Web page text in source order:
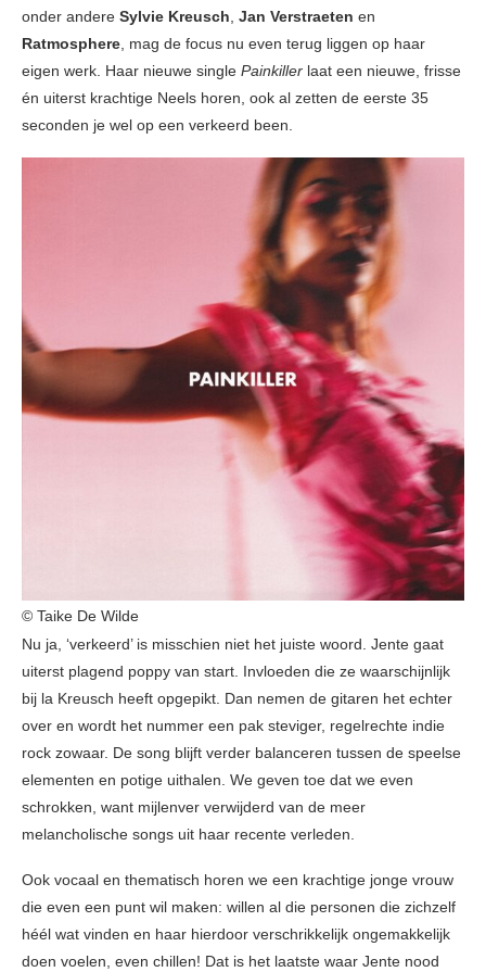
onder andere Sylvie Kreusch, Jan Verstraeten en
Ratmosphere, mag de focus nu even terug liggen op haar
eigen werk. Haar nieuwe single Painkiller laat een nieuwe, frisse
én uiterst krachtige Neels horen, ook al zetten de eerste 35
seconden je wel op een verkeerd been.
© Taike De Wilde
Nu ja, ‘verkeerd’ is misschien niet het juiste woord. Jente gaat
uiterst plagend poppy van start. Invloeden die ze waarschijnlijk
bij la Kreusch heeft opgepikt. Dan nemen de gitaren het echter
over en wordt het nummer een pak steviger, regelrechte indie
rock zowaar. De song blijft verder balanceren tussen de speelse
elementen en potige uithalen. We geven toe dat we even
schrokken, want mijlenver verwijderd van de meer
melancholische songs uit haar recente verleden.
Ook vocaal en thematisch horen we een krachtige jonge vrouw
die even een punt wil maken: willen al die personen die zichzelf
héél wat vinden en haar hierdoor verschrikkelijk ongemakkelijk
doen voelen, even chillen! Dat is het laatste waar Jente nood